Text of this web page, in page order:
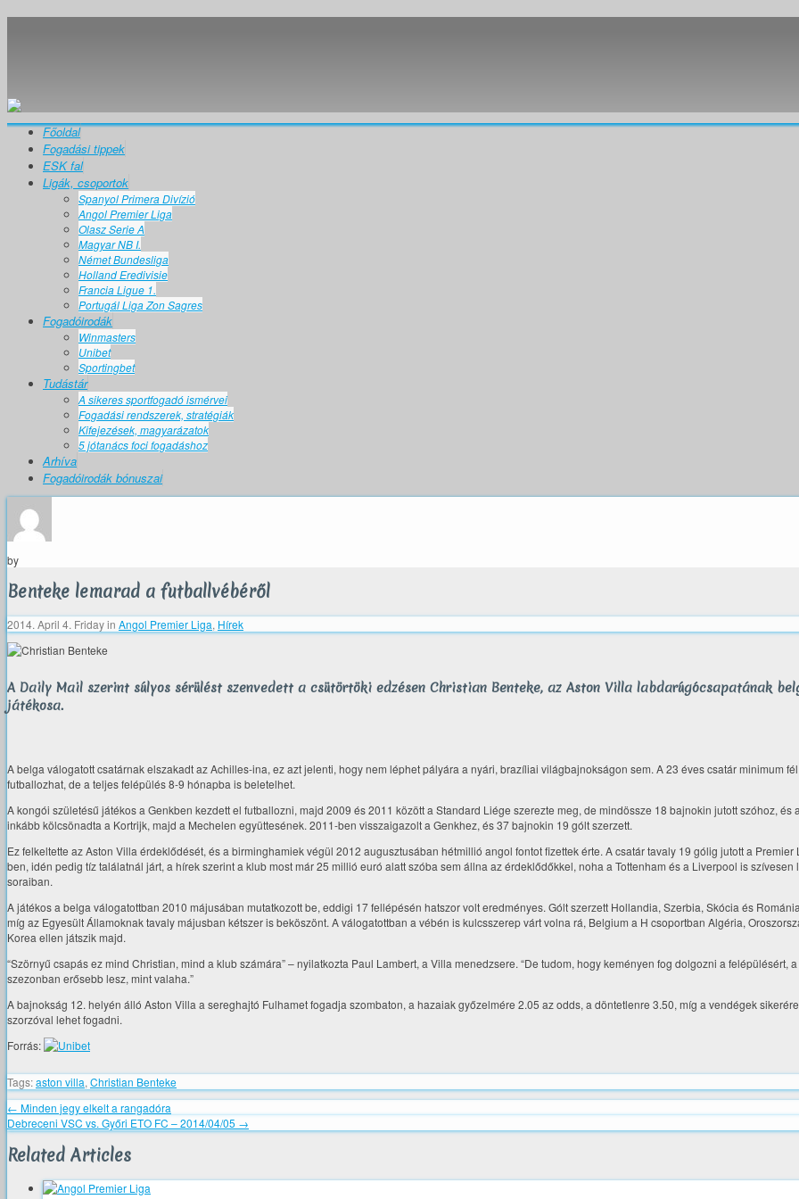
Főoldal
Fogadási tippek
ESK fal
Ligák, csoportok
Spanyol Primera Divízió
Angol Premier Liga
Olasz Serie A
Magyar NB I.
Német Bundesliga
Holland Eredivisie
Francia Ligue 1.
Portugál Liga Zon Sagres
Fogadóirodák
Winmasters
Unibet
Sportingbet
Tudástár
A sikeres sportfogadó ismérvei
Fogadási rendszerek, stratégiák
Kifejezések, magyarázatok
5 jótanács foci fogadáshoz
Arhíva
Fogadóirodák bónuszai
by
Benteke lemarad a futballvébéről
2014. April 4. Fridayin Angol Premier Liga, Hírek
A Daily Mail szerint súlyos sérülést szenvedett a csütörtöki edzésen Christian Benteke, az Aston Villa labdarúgócsapatának
játékosa.
A belga válogatott csatárnak elszakadt az Achilles-ina, ez azt jelenti, hogy nem léphet pályára a nyári, brazíliai világbajnokságon sem. A 23 éves csatár minimum
futballozhat, de a teljes felépülés 8-9 hónapba is beletelhet.
A kongói születésű játékos a Genkben kezdett el futballozni, majd 2009 és 2011 között a Standard Liége szerezte meg, de mindössze 18 bajnokin jutott szóhoz, és
inkább kölcsönadta a Kortrijk, majd a Mechelen együttesének. 2011-ben visszaigazolt a Genkhez, és 37 bajnokin 19 gólt szerzett.
Ez felkeltette az Aston Villa érdeklődését, és a birminghamiek végül 2012 augusztusában hétmillió angol fontot fizettek érte. A csatár tavaly 19 gólig jutott a Premier
ben, idén pedig tíz találatnál járt, a hírek szerint a klub most már 25 millió euró alatt szóba sem állna az érdeklődőkkel, noha a Tottenham és a Liverpool is szívesen
soraiban.
A játékos a belga válogatottban 2010 májusában mutatkozott be, eddigi 17 fellépésén hatszor volt eredményes. Gólt szerzett Hollandia, Szerbia, Skócia és
míg az Egyesült Államoknak tavaly májusban kétszer is beköszönt. A válogatottban a vébén is kulcsszerep várt volna rá, Belgium a H csoportban Algéria,
Korea ellen játszik majd.
“Szörnyű csapás ez mind Christian, mind a klub számára” – nyilatkozta Paul Lambert, a Villa menedzsere. “De tudom, hogy keményen fog dolgozni a felépülésért,
szezonban erősebb lesz, mint valaha.”
A bajnokság 12. helyén álló Aston Villa a sereghajtó Fulhamet fogadja szombaton, a hazaiak győzelmére 2.05 az odds, a döntetlenre 3.50, míg a vendégek
szorzóval lehet fogadni.
Forrás:
Tags:aston villa, Christian Benteke
← Minden jegy elkelt a rangadóra
Debreceni VSC vs. Győri ETO FC – 2014/04/05 →
Related Articles